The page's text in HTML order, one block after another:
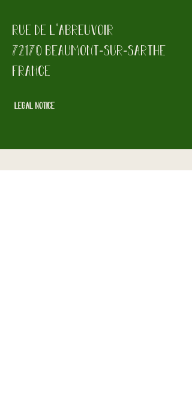
rue de l'abreuvoir
72170 beaumont-sur-sarthe
france
LEGAL NOTICE